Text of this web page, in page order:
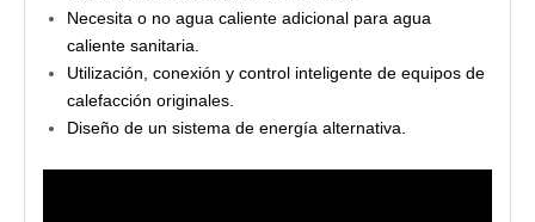
Necesita o no agua caliente adicional para agua
caliente sanitaria.
Utilización, conexión y control inteligente de equipos de
calefacción originales.
Diseño de un sistema de energía alternativa.